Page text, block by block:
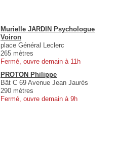
Murielle JARDIN Psychologue
Voiron
place Général Leclerc
265 mètres
Fermé, ouvre demain à 11h
PROTON Philippe
Bât C 69 Avenue Jean Jaurès
290 mètres
Fermé, ouvre demain à 9h